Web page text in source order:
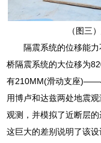
（图三
隔震系统的位移能
桥隔震系统的大位移为
有210MM(滑动支座
用博卢和达兹两处地震
观测，并模拟了近断层
这巨大的差别说明了该